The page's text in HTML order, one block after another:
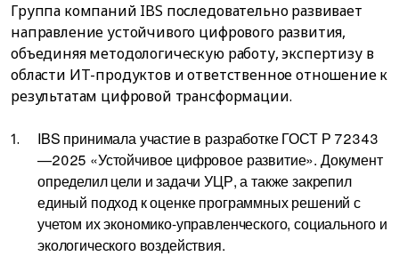
Группа компаний IBS последовательно развивает
направление устойчивого цифрового развития,
объединяя методологическую работу, экспертизу в
области ИТ-продуктов и ответственное отношение к
результатам цифровой трансформации.
IBS принимала участие в разработке ГОСТ Р 72343
—2025 «Устойчивое цифровое развитие». Документ
определил цели и задачи УЦР, а также закрепил
единый подход к оценке программных решений с
учетом их экономико-управленческого, социального и
экологического воздействия.